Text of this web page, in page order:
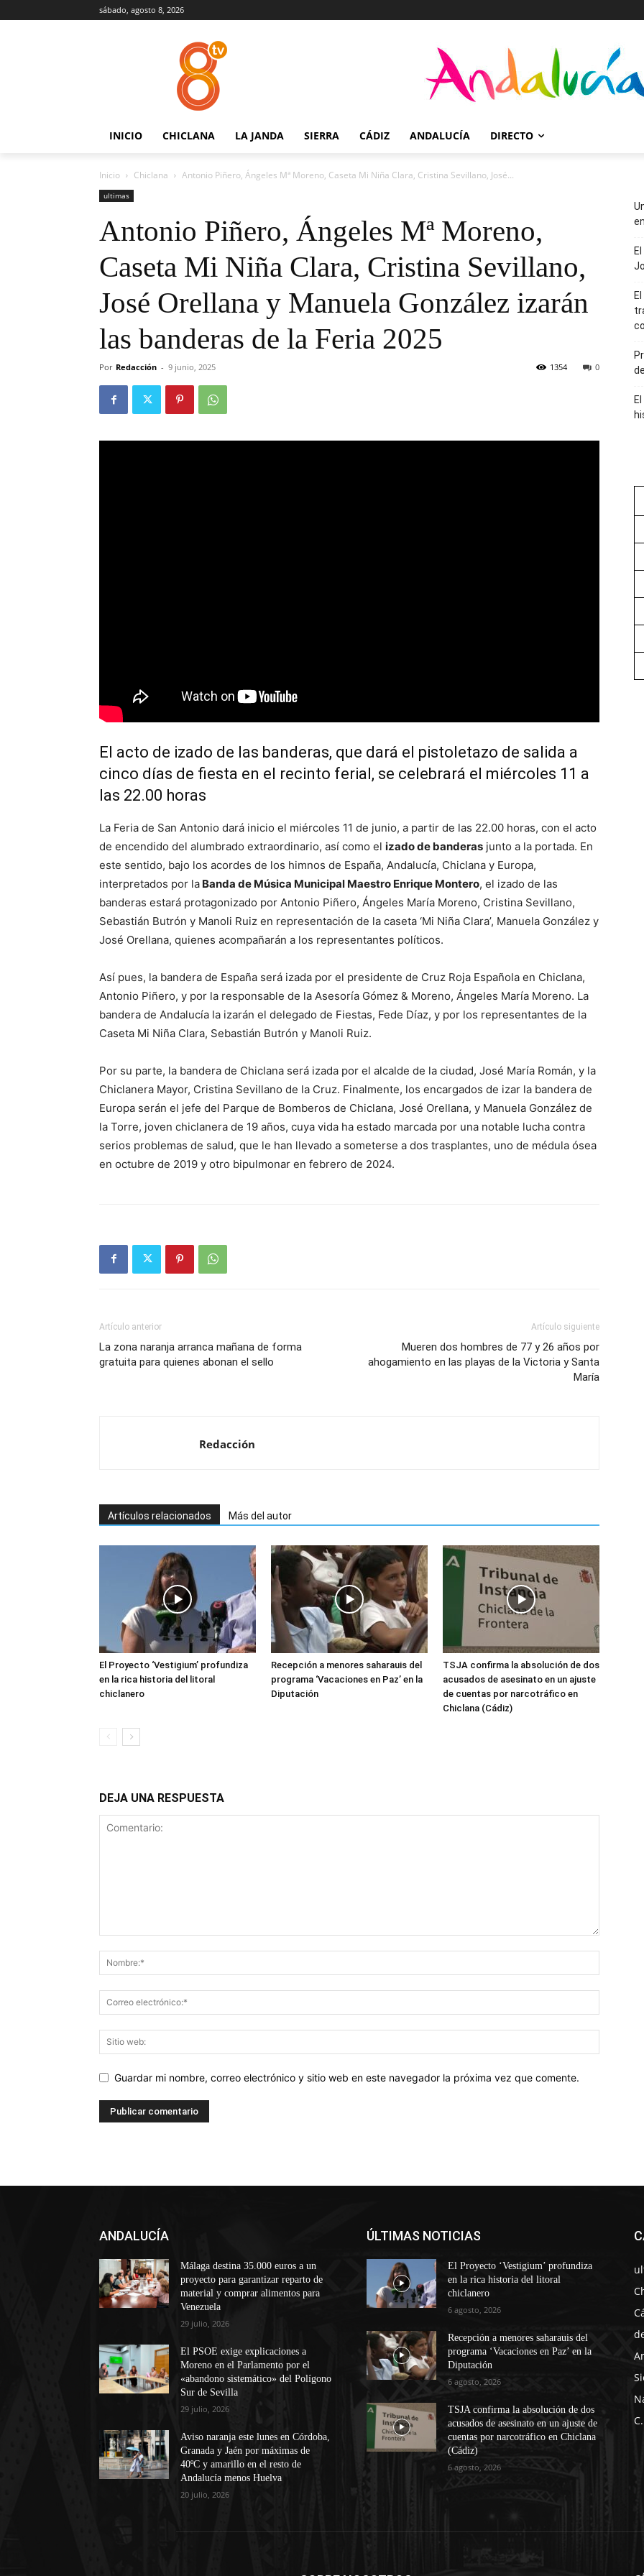
sábado, agosto 8, 2026
INICIO CHICLANA LA JANDA SIERRA CÁDIZ ANDALUCÍA DIRECTO
Inicio Chiclana Antonio Piñero, Ángeles Mª Moreno, Caseta Mi Niña Clara, Cristina Sevillano, José...
ultimas
Antonio Piñero, Ángeles Mª Moreno,
Caseta Mi Niña Clara, Cristina Sevillano,
José Orellana y Manuela González izarán
las banderas de la Feria 2025
Por Redacción - 9 junio, 2025 0
1354
El acto de izado de las banderas, que dará el pistoletazo de salida a
cinco días de fiesta en el recinto ferial, se celebrará el miércoles 11 a
las 22.00 horas
La Feria de San Antonio dará inicio el miércoles 11 de junio, a partir de las 22.00 horas, con el acto
de encendido del alumbrado extraordinario, así como el izado de banderas junto a la portada. En
este sentido, bajo los acordes de los himnos de España, Andalucía, Chiclana y Europa,
interpretados por la Banda de Música Municipal Maestro Enrique Montero, el izado de las
banderas estará protagonizado por Antonio Piñero, Ángeles María Moreno, Cristina Sevillano,
Sebastián Butrón y Manoli Ruiz en representación de la caseta ‘Mi Niña Clara’, Manuela González y
José Orellana, quienes acompañarán a los representantes políticos.
Así pues, la bandera de España será izada por el presidente de Cruz Roja Española en Chiclana,
Antonio Piñero, y por la responsable de la Asesoría Gómez & Moreno, Ángeles María Moreno. La
bandera de Andalucía la izarán el delegado de Fiestas, Fede Díaz, y por los representantes de la
Caseta Mi Niña Clara, Sebastián Butrón y Manoli Ruiz.
Por su parte, la bandera de Chiclana será izada por el alcalde de la ciudad, José María Román, y la
Chiclanera Mayor, Cristina Sevillano de la Cruz. Finalmente, los encargados de izar la bandera de
Europa serán el jefe del Parque de Bomberos de Chiclana, José Orellana, y Manuela González de
la Torre, joven chiclanera de 19 años, cuya vida ha estado marcada por una notable lucha contra
serios problemas de salud, que le han llevado a someterse a dos trasplantes, uno de médula ósea
en octubre de 2019 y otro bipulmonar en febrero de 2024.
Artículo anterior
La zona naranja arranca mañana de forma
gratuita para quienes abonan el sello
Artículo siguiente
Mueren dos hombres de 77 y 26 años por
ahogamiento en las playas de la Victoria y Santa
María
Redacción
Artículos relacionados Más del autor
El Proyecto ‘Vestigium’ profundiza
en la rica historia del litoral
chiclanero
Recepción a menores saharauis del
programa ‘Vacaciones en Paz’ en la
Diputación
TSJA confirma la absolución de dos
acusados de asesinato en un ajuste
de cuentas por narcotráfico en
Chiclana (Cádiz)
DEJA UNA RESPUESTA
Guardar mi nombre, correo electrónico y sitio web en este navegador la próxima vez que comente.
ANDALUCÍA
Málaga destina 35.000 euros a un
proyecto para garantizar reparto de
material y comprar alimentos para
Venezuela
29 julio, 2026
El PSOE exige explicaciones a
Moreno en el Parlamento por el
«abandono sistemático» del Polígono
Sur de Sevilla
29 julio, 2026
Aviso naranja este lunes en Córdoba,
Granada y Jaén por máximas de
40ºC y amarillo en el resto de
Andalucía menos Huelva
20 julio, 2026
ÚLTIMAS NOTICIAS
El Proyecto ‘Vestigium’ profundiza
en la rica historia del litoral
chiclanero
6 agosto, 2026
Recepción a menores saharauis del
programa ‘Vacaciones en Paz’ en la
Diputación
6 agosto, 2026
TSJA confirma la absolución de dos
acusados de asesinato en un ajuste de
cuentas por narcotráfico en Chiclana
(Cádiz)
6 agosto, 2026